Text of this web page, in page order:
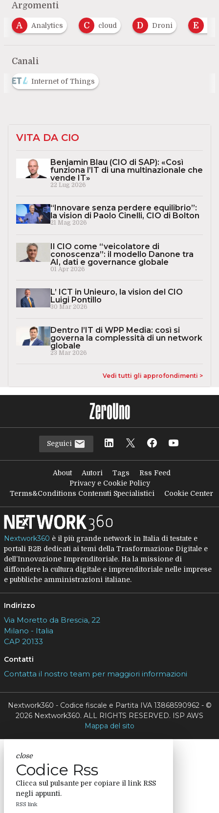
Argomenti
C cloud Droni Eventi G
Canali
Internet of Things
VITA DA CIO
Benjamin Blau (CIO di SAP): «Così
funziona l’IT di una multinazionale che
vende IT»
22 Lug 2026
“Innovare senza perdere equilibrio”:
la vision di Paolo Cinelli, CIO di Bolton
21 Mag 2026
Il CIO come “veicolatore di
conoscenza”: il modello Danone tra
AI, dati e governance globale
01 Apr 2026
L’ ICT in Unieuro, la vision del CIO
Luigi Pontillo
30 Mar 2026
Dentro l’IT di WPP Media: così si
governa la complessità di un network
globale
23 Mar 2026
Vedi tutti gli approfondimenti >
Seguici
About Autori Tags
Rss Feed
Privacy e Cookie Policy
Terms&Conditions Contenuti Specialistici
Cookie Center
Nextwork360 è il più grande network in Italia di testate e
portali B2B dedicati ai temi della Trasformazione Digitale e
dell’Innovazione Imprenditoriale. Ha la missione di
diffondere la cultura digitale e imprenditoriale nelle imprese
e pubbliche amministrazioni italiane.
Indirizzo
Via Moretto da Brescia, 22
Milano - Italia
CAP 20133
Contatti
Contatta il nostro team per maggiori informazioni
Nextwork360 - Codice fiscale e Partita IVA 13868590962 - ©
2026 Nextwork360. ALL RIGHTS RESERVED. ISP AWS
Mappa del sito
close
Codice Rss
Clicca sul pulsante per copiare il link RSS
negli appunti.
RSS link